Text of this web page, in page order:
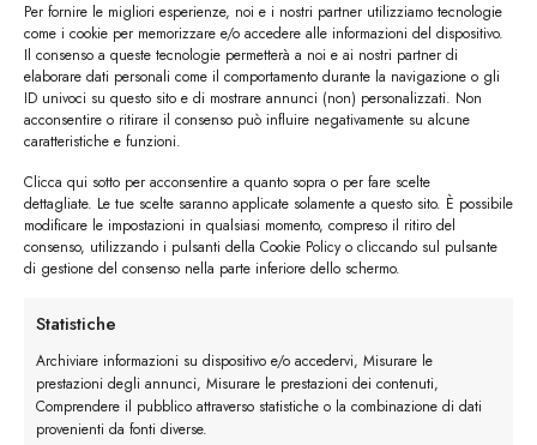
Per fornire le migliori esperienze, noi e i nostri partner utilizziamo tecnologie
come i cookie per memorizzare e/o accedere alle informazioni del dispositivo.
Il consenso a queste tecnologie permetterà a noi e ai nostri partner di
elaborare dati personali come il comportamento durante la navigazione o gli
ID univoci su questo sito e di mostrare annunci (non) personalizzati. Non
acconsentire o ritirare il consenso può influire negativamente su alcune
caratteristiche e funzioni.
Clicca qui sotto per acconsentire a quanto sopra o per fare scelte
dettagliate. Le tue scelte saranno applicate solamente a questo sito. È possibile
modificare le impostazioni in qualsiasi momento, compreso il ritiro del
consenso, utilizzando i pulsanti della Cookie Policy o cliccando sul pulsante
di gestione del consenso nella parte inferiore dello schermo.
Statistiche
Archiviare informazioni su dispositivo e/o accedervi, Misurare le
prestazioni degli annunci, Misurare le prestazioni dei contenuti,
Comprendere il pubblico attraverso statistiche o la combinazione di dati
provenienti da fonti diverse.
I trackback sono chiusi, ma puoi
←Precedente
Successivo→
Lascia un commento